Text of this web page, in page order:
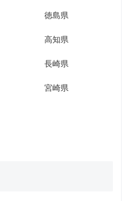
徳島県
高知県
長崎県
宮崎県